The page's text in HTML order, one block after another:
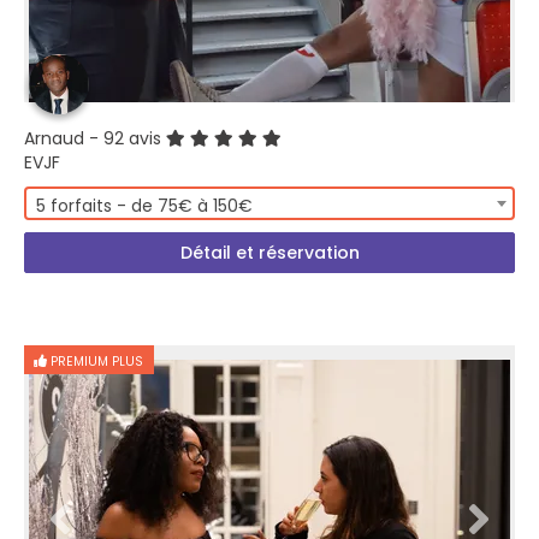
Arnaud - 92 avis
EVJF
5 forfaits - de 75€ à 150€
Détail et réservation
PREMIUM PLUS